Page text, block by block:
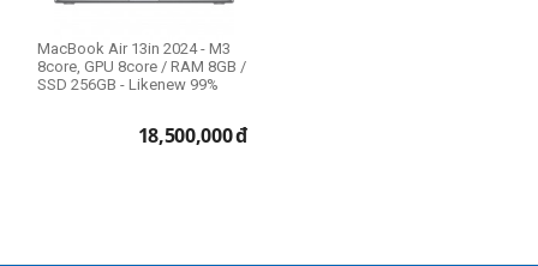
MacBook Air 13in 2024 - M3
8core, GPU 8core / RAM 8GB /
SSD 256GB - Likenew 99%
18,500,000đ